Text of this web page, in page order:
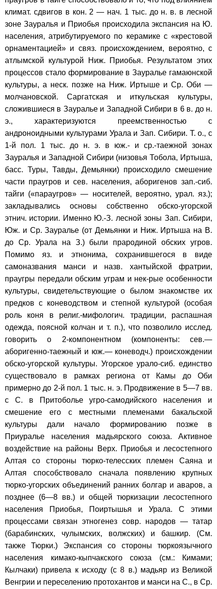
климат. сдвигов в кон. 2 — нач. 1 тыс. до н. в. в лесной
зоне Зауралья и Приобья происходила экспансия на Ю.
населения, атрибутируемого по керамике с «крестовой
орнаментацией» и связ. происхождением, вероятно, с
атлымской культурой Ниж. Приобья. Результатом этих
процессов стало формирование в Зауралье гамаюнской
культуры, а неск. позже на Ниж. Иртыше и Ср. Оби —
молчановской. Саргатская и иткульская культуры,
сложившиеся в Зауралье и Западной Сибири в 6 в. до н.
э., характеризуются преемственностью с
андроноидными культурами Урала и Зап. Сибири. Т. о., с
1-й пол. 1 тыс. до н. э. в юж.- и ср.-таежной зонах
Зауралья и Западной Сибири (низовья Тобола, Иртыша,
басс. Туры, Тавды, Демьянки) происходило смешение
части праугров и сев. населения, аборигенов зап.-сиб.
тайги («параугров» — носителей, вероятно, урал. яз.);
закладывались основы собственно обско-угорской
этнич. истории. Именно Ю.-З. лесной зоны Зап. Сибири,
Юж. и Ср. Зауралье (от Демьянки и Ниж. Иртыша на В.
до Ср. Урала на З.) были прародиной обских угров.
Помимо яз. и этнонима, сохранившегося в виде
самоназвания манси и назв. хантыйской фратрии,
праугры передали обским уграм и нек-рые особенности
культуры, свидетельствующие о былом знакомстве их
предков с коневодством и степной культурой (особая
роль коня в религ.-мифологич. традиции, распашная
одежда, поясной колчан и т. п.), что позволило исслед.
говорить о 2-компонентном (компоненты: сев.—
аборигенно-таежный и юж.— коневодч.) происхождении
обско-угорской культуры. Угорское урало-сиб. единство
существовало в рамках региона от Камы до Оби
примерно до 2-й пол. 1 тыс. н. э. Продвижение в 5—7 вв.
с С. в Притоболье угро-самодийского населения и
смешение его с местными племенами бакальской
культуры дали начало формированию позже в
Приуралье населения мадьярского союза. Активное
воздействие на районы Верх. Приобья и лесостепного
Алтая со стороны тюрко-телесских племен Саяна и
Алтая способствовало сначала появлению крупных
тюрко-угорских объединений ранних болгар и аваров, а
позднее (6—8 вв.) и общей тюркизации лесостепного
населения Приобья, Поиртышья и Урала. С этими
процессами связан этногенез совр. народов — татар
(барабинских, чулымских, волжских) и башкир. (См.
также Тюрки.) Экспансия со стороны тюркоязычного
населения кимако-кыпчакского союза (см.: Кимами;
Кылчаки) привела к исходу (с 8 в.) мадьяр из Великой
Венгрии и переселению протохантов и манси на С., в Ср.